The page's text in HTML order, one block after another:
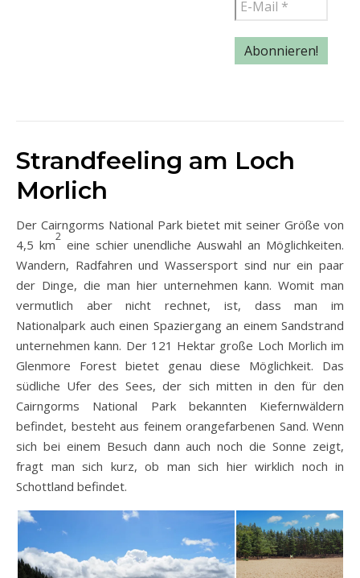
Strandfeeling am Loch
Morlich
Der Cairngorms National Park bietet mit seiner Größe von
4,5 km
2
eine schier unendliche Auswahl an Möglichkeiten.
Wandern, Radfahren und Wassersport sind nur ein paar
der Dinge, die man hier unternehmen kann. Womit man
vermutlich aber nicht rechnet, ist, dass man im
Nationalpark auch einen Spaziergang an einem Sandstrand
unternehmen kann. Der 121 Hektar große Loch Morlich im
Glenmore Forest bietet genau diese Möglichkeit. Das
südliche Ufer des Sees, der sich mitten in den für den
Cairngorms National Park bekannten Kiefernwäldern
befindet, besteht aus feinem orangefarbenen Sand. Wenn
sich bei einem Besuch dann auch noch die Sonne zeigt,
fragt man sich kurz, ob man sich hier wirklich noch in
Schottland befindet.